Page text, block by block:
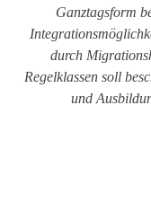
Ganztagsform
durch
Regelklassen soll
und